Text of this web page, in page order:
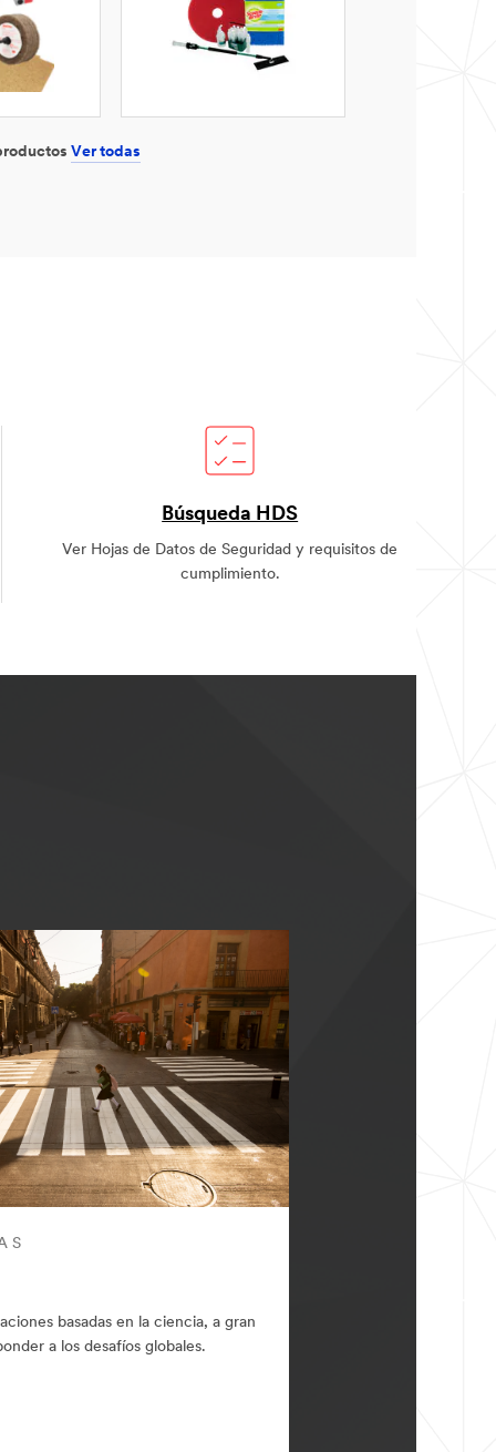
Ver todas
Búsqueda HDS
Ver Hojas de Datos de Seguridad y requisitos de
cumplimiento.
basadas en la ciencia, a gran
a los desafíos globales.